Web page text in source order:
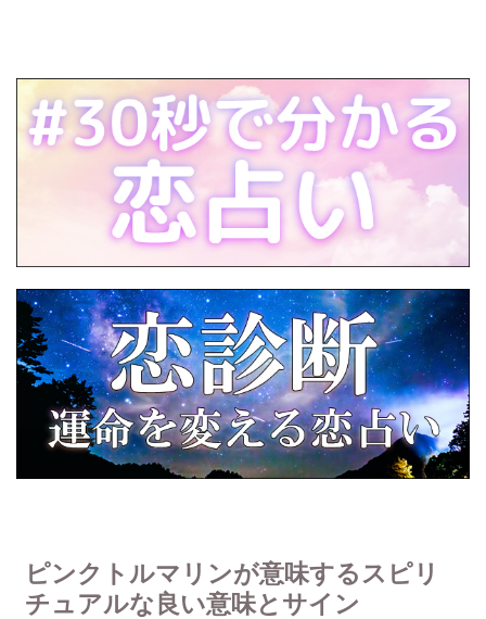
ピンクトルマリンが意味するスピリ
チュアルな良い意味とサイン